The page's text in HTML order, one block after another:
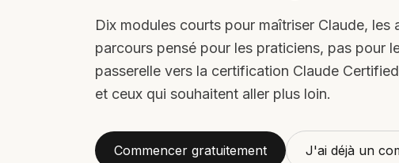
Dix modules courts pour maîtriser Claude,
parcours pensé pour les praticiens, pas pour
passerelle vers la certification Claude
et ceux qui souhaitent aller plus loin.
Commencer gratuitement J'ai déjà un